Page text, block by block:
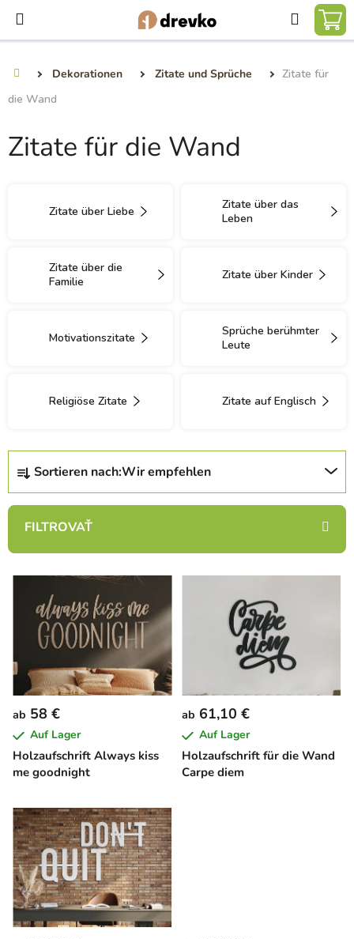
Inhalt
springen
Suchen
Dekorationen Zitate und Sprüche
Zitate für
die Wand
Zitate für die Wand
Zitate über Liebe
Zitate über das
Leben
Zitate über die
Familie
Zitate über Kinder
Motivationszitate
Sprüche berühmter
Leute
Religiöse Zitate Zitate auf Englisch
P
o
u
t
t
e
r
u
n
Sortieren nach:Wir empfehlen
L
e
d
e
r
P
r
d
u
k
t
e
Holzaufschrift Always kiss
me goodnight
ab 58 €
Auf Lager
Holzaufschrift für die Wand
Carpe diem
ab 61,10 €
Auf Lager